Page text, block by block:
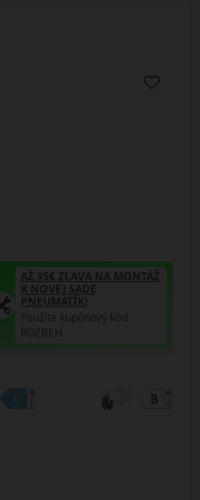
AŽ 35€ ZĽAVA NA MONTÁŽ
K NOVEJ SADE
PNEUMATÍK!
Použite kupónový kód
ROZBEH